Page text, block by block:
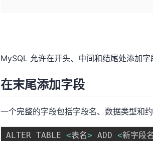
MySQL 允许在开头、中间和结尾处添加字
在末尾添加字段
一个完整的字段包括字段名、数据类型和
ALTER TABLE <表名> ADD <新字段